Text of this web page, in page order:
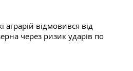
аграрій відмовився від
через ризик ударів по